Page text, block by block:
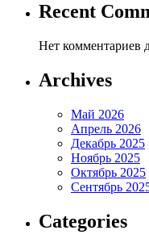
Recent
Нет комментариев
Archives
Май 2026
Апрель 2026
Декабрь 2025
Ноябрь 2025
Октябрь 2025
Сентябрь
Categories